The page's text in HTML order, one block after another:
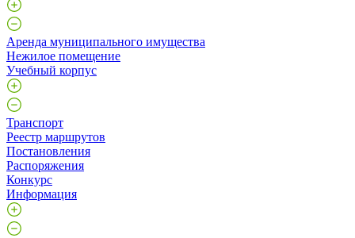
Аренда муниципального имущества
Нежилое помещение
Учебный корпус
Транспорт
Реестр маршрутов
Постановления
Распоряжения
Конкурс
Информация